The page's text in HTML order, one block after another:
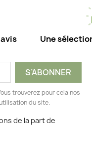
Une
trouverez pour cela nos
du site.
de la part de